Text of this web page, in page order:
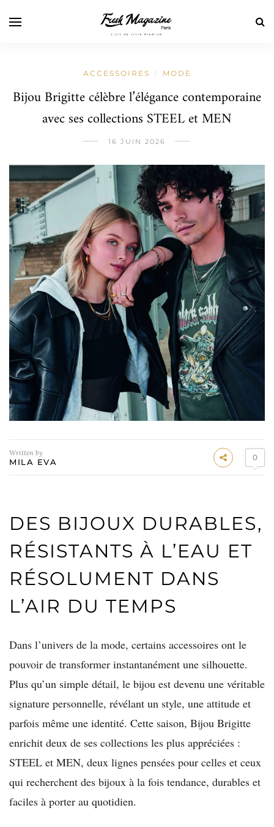
ACCESSOIRES / MODE
Bijou Brigitte célèbre l’élégance contemporaine
avec ses collections STEEL et MEN
16 JUIN 2026
Written by
MILA EVA 0
DES BIJOUX DURABLES,
RÉSISTANTS À L’EAU ET
RÉSOLUMENT DANS
L’AIR DU TEMPS
Dans l’univers de la mode, certains accessoires ont le
pouvoir de transformer instantanément une silhouette.
Plus qu’un simple détail, le bijou est devenu une véritable
signature personnelle, révélant un style, une attitude et
parfois même une identité. Cette saison, Bijou Brigitte
enrichit deux de ses collections les plus appréciées :
STEEL et MEN, deux lignes pensées pour celles et ceux
qui recherchent des bijoux à la fois tendance, durables et
faciles à porter au quotidien.